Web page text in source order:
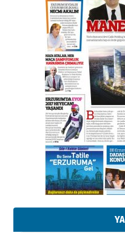
Başkan
bir vizyon
02 Ağustos 2026
Kadir
29 Haziran 2026
Kenan
Murat
çıtayı yukarı
çekmemeli!
17 Şubat 2026 SalıOrhan
Bir fotoğraf,
gazeteci…
elinde?
31 Mart 2026 Salı